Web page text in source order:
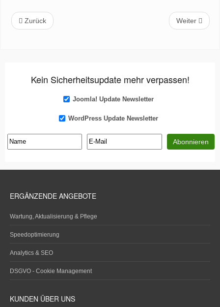
Zurück Weiter
Kein Sicherheitsupdate mehr verpassen!
Joomla! Update Newsletter
WordPress Update Newsletter
ERGÄNZENDE ANGEBOTE
Wartung, Aktualisierung & Pflege
Speedoptimierung
Analytics & SEO
DSGVO - Cookie Management
KUNDEN ÜBER UNS